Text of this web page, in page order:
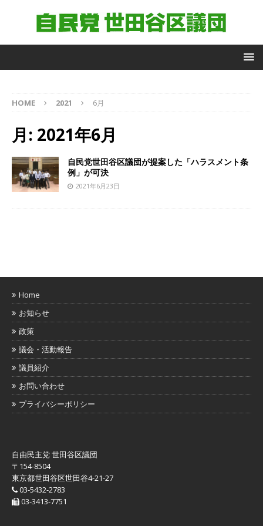
HOME 2021 6月
月: 2021年6月
自民党世田谷区議団が提案した「ハラスメント条
例」が可決
2021年6月23日
自
主
党
世
田
谷
区
Home
お知らせ
政策
議会・活動報告
議員紹介
お問い合わせ
プライバシーポリシー
自由民主党 世田谷区議団
〒154-8504
東京都世田谷区世田谷4-21-27
03-5432-2783
03-3413-7751